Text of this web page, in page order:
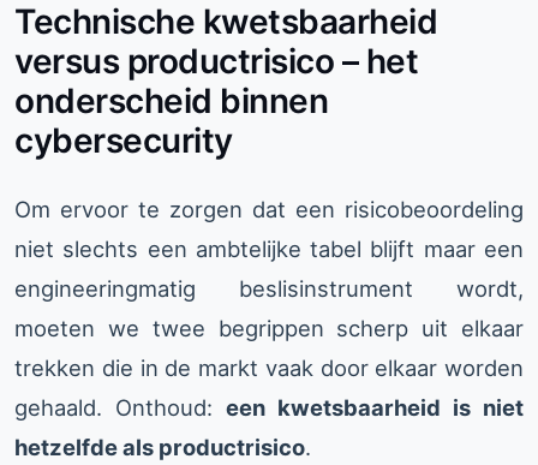
Technische kwetsbaarheid
versus productrisico – het
onderscheid binnen
cybersecurity
Om ervoor te zorgen dat een risicobeoordeling
niet slechts een ambtelijke tabel blijft maar een
engineeringmatig beslisinstrument wordt,
moeten we twee begrippen scherp uit elkaar
trekken die in de markt vaak door elkaar worden
gehaald. Onthoud: een kwetsbaarheid is niet
hetzelfde als productrisico.